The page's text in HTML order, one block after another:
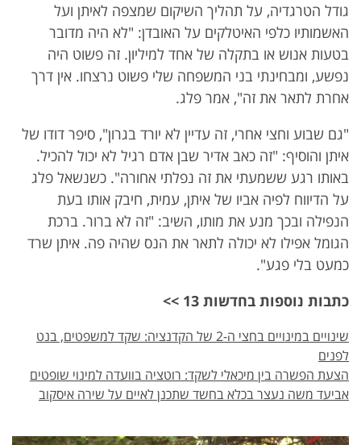
גודל הטרגדיה, על תהליך השיקום שמצפה לאיתן ועל
האשמותיו כלפי האיטלקים על האובדן: "לא היה מדובר
בטעות אנוש או בתקלה של אחד למיליון. זה פשוט היה
נפשע, ומבחינתי בני המשפחה שלי פשוט נרצחו. אין דרך
אחרת לתאר את זה", אמר פלג.
"גם שבוע וחצי אחרי, זה עדיין לא יורד בגרון", סיפר דודו של
איתן והוסיף: "זה כאב אדיר שבן אדם רגיל לא יכול להכיל.
באותו רגע ששמעתי את זה נפלתי אחורה". כשנשאל פלג
על הדיווח לפיה אביו של איתן, עמית, חיבק אותו בעת
הנפילה ובכך מנע את מותו, השיב: "זה לא ברור. ברכת
הגומל אפילו לא יכולה לתאר את הנס שהיה פה. איתן שרד
כמעט בלי פגע".
כתבות נוספות בחדשות 13 >>
שינויים במינויים בחצי ה-2 של הקדנציה: שקד למשפטים, בנט
לפנים
הצעת הפשרה בין מיכאלי לשקד: רוטציה בוועדה למינוי שופטים
אביעד משה נעצר בכלא בחשד שתכנן לאיים על שירה איסקוב